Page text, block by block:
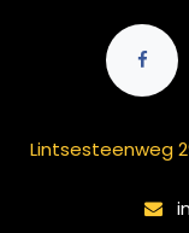
Lintsesteenweg